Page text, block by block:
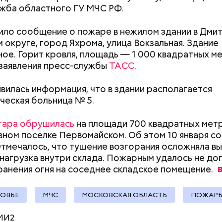
областного ГУ МЧС РФ.
сообщение о пожаре в нежилом здании в
округе, город Яхрома, улица Вокзальная. Здание
Горит кровля, площадь — 1 000 квадратных
пресс-службы ТАСС.
информация, что в здании располагается
больница № 5.
обрушилась на площади 700 квадратных
поселке Первомайском. Об этом 10 января
что тушение возгорания осложняла
внутри склада. Пожарным удалось не
огня на соседнее складское помещение.
МЧС МОСКОВСКАЯ ОБЛАСТЬ
В квартире потерпевших
видеонаблюдения. На записи попал 25-
Артем Миссюра, который тайно приходил в
и подсыпал им в еду химикаты. Также
младшая сестра.
отправились в село Чанко, где может
злоумышленник. Параллельно с этим в Махачкале
Въезд и выезд в город перекрыты. Помимо
патрулируют улицы, железнодорожный вокзал и
Как получить до 100 тысяч
рублей от государства при
Как узнать,
реновации в